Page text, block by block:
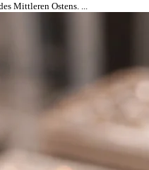
Mittleren Ostens. ...